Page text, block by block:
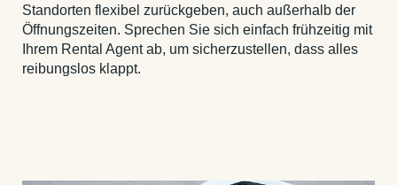
Standorten flexibel zurückgeben, auch außerhalb der
Öffnungszeiten. Sprechen Sie sich einfach frühzeitig mit
Ihrem Rental Agent ab, um sicherzustellen, dass alles
reibungslos klappt.